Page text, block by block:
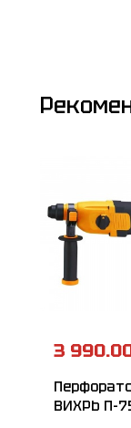
3
ВИХРЬ П-